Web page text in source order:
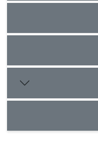
شده را نسبت به